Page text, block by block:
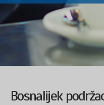
Bosnalijek